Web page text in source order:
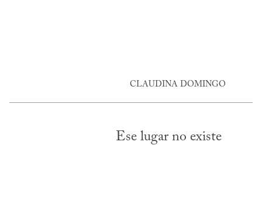
CLAUDINA DOMINGO
Ese lugar no existe